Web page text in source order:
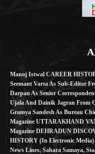
Manoj Istwal CAREER
Seemant Varta As Sub-Editor
Darpan As Senior
Ujala And Dainik Jagran From
Gramya Sandesh As Bureau
Magazine UTTARAKHAND
Magazine DEHRADUN
HISTORY (in Electronic
News Lines, Sahara Samaya,